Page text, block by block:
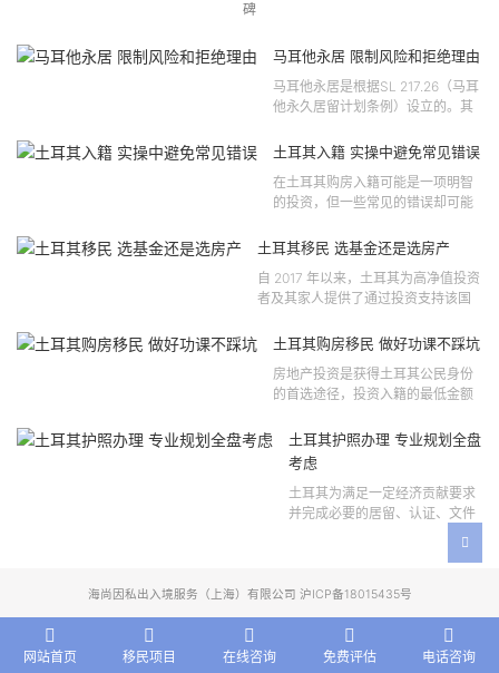
碑
马耳他永居 限制风险和拒绝理由
马耳他永居是根据SL 217.26（马耳
他永久居留计划条例）设立的。其
121 号法律公告，并随后根据2024
土耳其入籍 实操中避免常见错误
在土耳其购房入籍可能是一项明智
的投资，但一些常见的错误却可能
失。许多投资者轻信营销宣传或不
土耳其移民 选基金还是选房产
自 2017 年以来，土耳其为高净值投资
者及其家人提供了通过投资支持该国
会。 该计划的一大亮点在于其涵盖广
土耳其购房移民 做好功课不踩坑
房地产投资是获得土耳其公民身份
的首选途径，投资入籍的最低金额
二手房产。这一门槛自2019年调整
以来一直未变，适用于经持牌...
土耳其护照办理 专业规划全盘
考虑
土耳其为满足一定经济贡献要求
并完成必要的居留、认证、文件
准备和入籍申请步骤的外国投资
海尚因私出入境服务（上海）有限公司 沪ICP备18015435号
网站首页 移民项目 在线咨询 免费评估 电话咨询